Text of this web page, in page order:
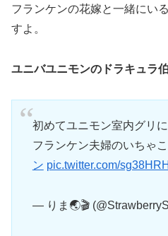
フランケンの花嫁と一緒にい
すよ。
ユニバユニモンのドラキュラ
初めてユニモン室内グリ
フランケン夫婦のいちゃ
ン pic.twitter.com/
— りま🌏🎬️